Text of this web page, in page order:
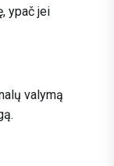
ypač jei
valymą